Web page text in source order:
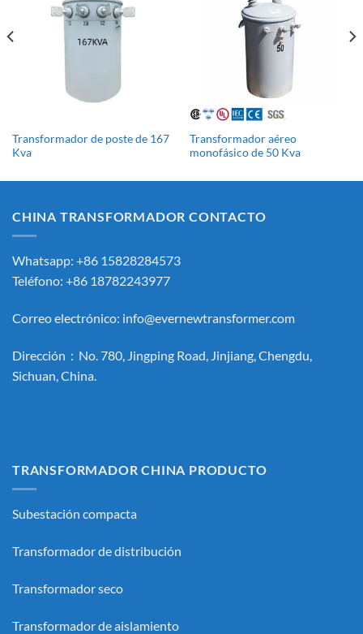
Transformador de poste de 167
Kva
Transformador aéreo
monofásico de 50 Kva
CHINA TRANSFORMADOR CONTACTO
Whatsapp: +86 15828284573
Teléfono: +86 18782243977
Correo electrónico: info@evernewtransformer.com
Dirección：No. 780, Jingping Road, Jinjiang, Chengdu,
Sichuan, China.
TRANSFORMADOR CHINA PRODUCTO
Subestación compacta
Transformador de distribución
Transformador seco
Transformador de aislamiento